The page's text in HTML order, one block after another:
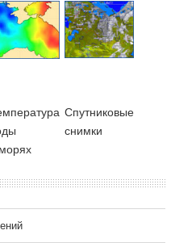
Cпутниковые
снимки